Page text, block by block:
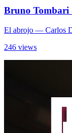
Bruno Tombari
El abrojo — Carlos
246 views